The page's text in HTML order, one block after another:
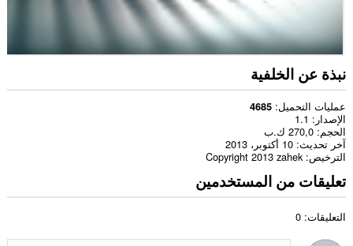
نبذة عن الخلفية
عمليات التحميل 4685
الإصدار
1.1
الحجم 270,0 ك.ب
آخر تحديث 10 أكتوبر، 2013
الترخيص Copyright 2013 zahek
تعليقات من المستخدمين
التعليقات: 0